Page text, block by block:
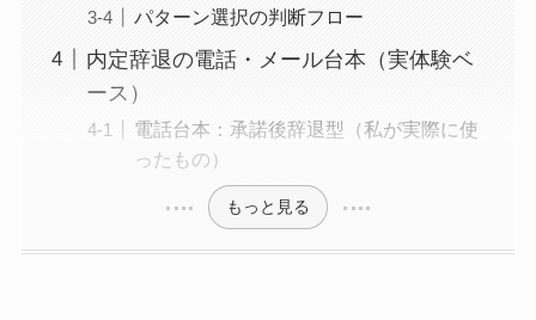
パターン選択の判断フロー
内定辞退の電話・メール台本（実体験ベ
ース）
電話台本：承諾後辞退型（私が実際に使
ったもの）
もっと見る